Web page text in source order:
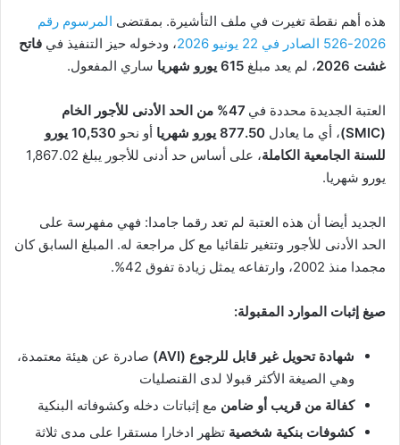
هذه أهم نقطة تغيرت في ملف التأشيرة. بمقتضى المرسوم رقم
2026-526 الصادر في 22 يونيو 2026
، ودخوله حيز التنفيذ في فاتح
غشت 2026
، لم يعد مبلغ 615 يورو شهريا ساري المفعول.
العتبة الجديدة محددة في
47% من الحد الأدنى للأجور الخام
(SMIC)
، أي ما يعادل 877.50 يورو شهريا أو نحو
10,530 يورو
للسنة الجامعية الكاملة
، على أساس حد أدنى للأجور يبلغ 1,867.02
يورو شهريا.
الجديد أيضا أن هذه العتبة لم تعد رقما جامدا: فهي مفهرسة على
الحد الأدنى للأجور وتتغير تلقائيا مع كل مراجعة له. المبلغ السابق كان
مجمدا منذ 2002، وارتفاعه يمثل زيادة تفوق 42%.
صيغ إثبات الموارد المقبولة:
شهادة تحويل غير قابل للرجوع (AVI)
صادرة عن هيئة معتمدة،
وهي الصيغة الأكثر قبولا لدى القنصليات
كفالة من قريب أو ضامن مع إثباتات دخله وكشوفاته البنكية
كشوفات بنكية شخصية تظهر ادخارا مستقرا على مدى ثلاثة